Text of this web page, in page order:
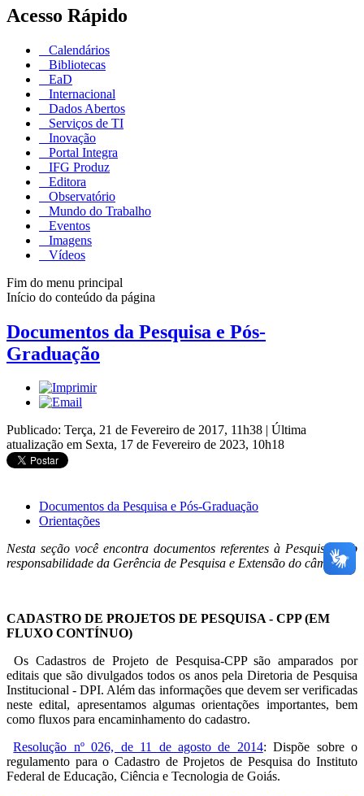
Acesso Rápido
Calendários
Bibliotecas
EaD
Internacional
Dados Abertos
Serviços de TI
Inovação
Portal Integra
IFG Produz
Editora
Observatório
Mundo do Trabalho
Eventos
Imagens
Vídeos
Fim do menu principal
Início do conteúdo da página
Documentos da Pesquisa e Pós-
Graduação
Publicado: Terça, 21 de Fevereiro de 2017, 11h38 | Última
atualização em Sexta, 17 de Fevereiro de 2023, 10h18
Documentos da Pesquisa e Pós-Graduação
Orientações
Nesta seção você encontra documentos referentes à Pesquisa, sob
responsabilidade da Gerência de Pesquisa e Extensão do câmpus.
CADASTRO DE PROJETOS DE PESQUISA - CPP (EM
FLUXO CONTÍNUO)
Os Cadastros de Projeto de Pesquisa-CPP são amparados por
editais que são divulgados todos os anos pela Diretoria de Pesquisa
Institucional - DPI. Além das informações que devem ser verificadas
neste edital, apresentamos algumas orientações importantes, bem
como fluxos para encaminhamento do cadastro.
Resolução nº 026, de 11 de agosto de 2014: Dispõe sobre o
regulamento para o Cadastro de Projetos de Pesquisa do Instituto
Federal de Educação, Ciência e Tecnologia de Goiás.